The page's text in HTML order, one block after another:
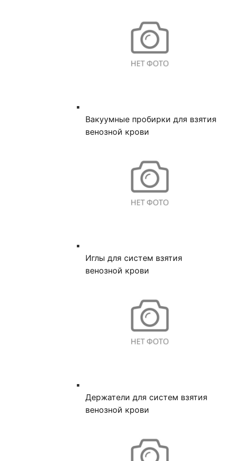
Вакуумные пробирки для взятия
венозной крови
Иглы для систем взятия
венозной крови
Держатели для систем взятия
венозной крови